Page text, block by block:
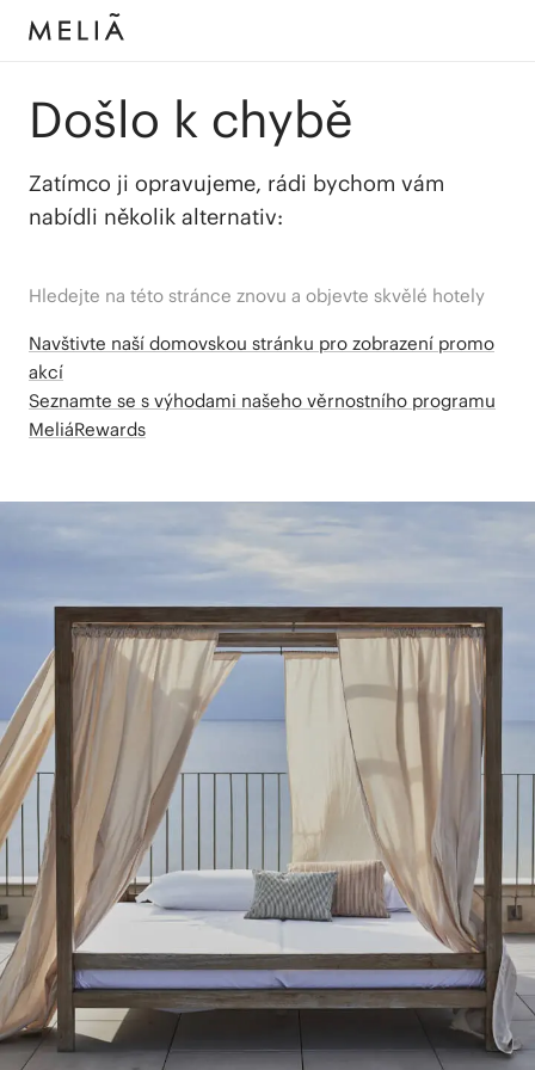
Došlo k chybě
Zatímco ji opravujeme, rádi bychom vám
nabídli několik alternativ:
Hledejte na této stránce znovu a objevte skvělé hotely
Navštivte naší domovskou stránku pro zobrazení promo
akcí
Seznamte se s výhodami našeho věrnostního programu
MeliáRewards